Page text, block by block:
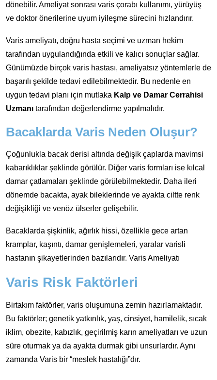
dönebilir. Ameliyat sonrası varis çorabı kullanımı, yürüyüş
ve doktor önerilerine uyum iyileşme sürecini hızlandırır.
Varis ameliyatı, doğru hasta seçimi ve uzman hekim
tarafından uygulandığında etkili ve kalıcı sonuçlar sağlar.
Günümüzde birçok varis hastası, ameliyatsız yöntemlerle de
başarılı şekilde tedavi edilebilmektedir. Bu nedenle en
uygun tedavi planı için mutlaka Kalp ve Damar Cerrahisi
Uzmanı tarafından değerlendirme yapılmalıdır.
Bacaklarda Varis Neden Oluşur?
Çoğunlukla bacak derisi altında değişik çaplarda mavimsi
kabarıklıklar şeklinde görülür. Diğer varis formları ise kılcal
damar çatlamaları şeklinde görülebilmektedir. Daha ileri
dönemde bacakta, ayak bileklerinde ve ayakta ciltte renk
değişikliği ve venöz ülserler gelişebilir.
Bacaklarda şişkinlik, ağırlık hissi, özellikle gece artan
kramplar, kaşıntı, damar genişlemeleri, yaralar varisli
hastanın şikayetlerinden bazılarıdır. Varis Ameliyatı
Varis Risk Faktörleri
Birtakım faktörler, varis oluşumuna zemin hazırlamaktadır.
Bu faktörler; genetik yatkınlık, yaş, cinsiyet, hamilelik, sıcak
iklim, obezite, kabızlık, geçirilmiş karın ameliyatları ve uzun
süre oturmak ya da ayakta durmak gibi unsurlardır. Aynı
zamanda Varis bir “meslek hastalığı”dır.